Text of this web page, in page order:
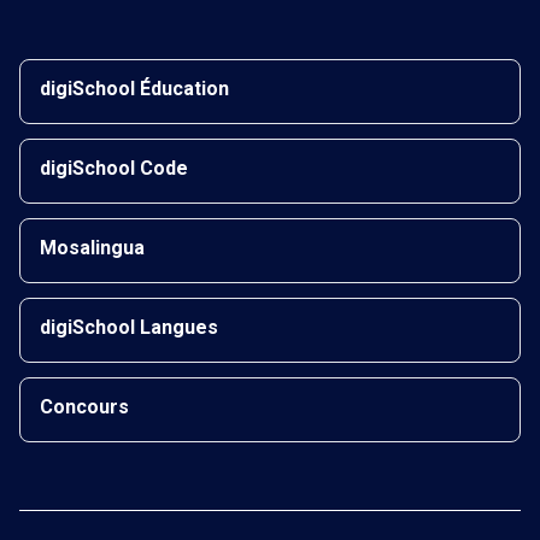
digiSchool Éducation
digiSchool Code
Mosalingua
digiSchool Langues
Concours